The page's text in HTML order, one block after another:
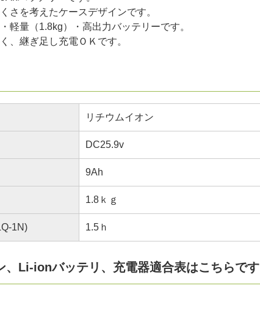
さを考えたケースデザインです。
軽量（1.8kg）・高出力バッテリーです。
、継ぎ足し充電ＯＫです。
リチウムイオン
DC25.9v
9Ah
1.8ｋｇ
1N) 1.5ｈ
、Li-ionバッテリ、充電器適合表はこちらです